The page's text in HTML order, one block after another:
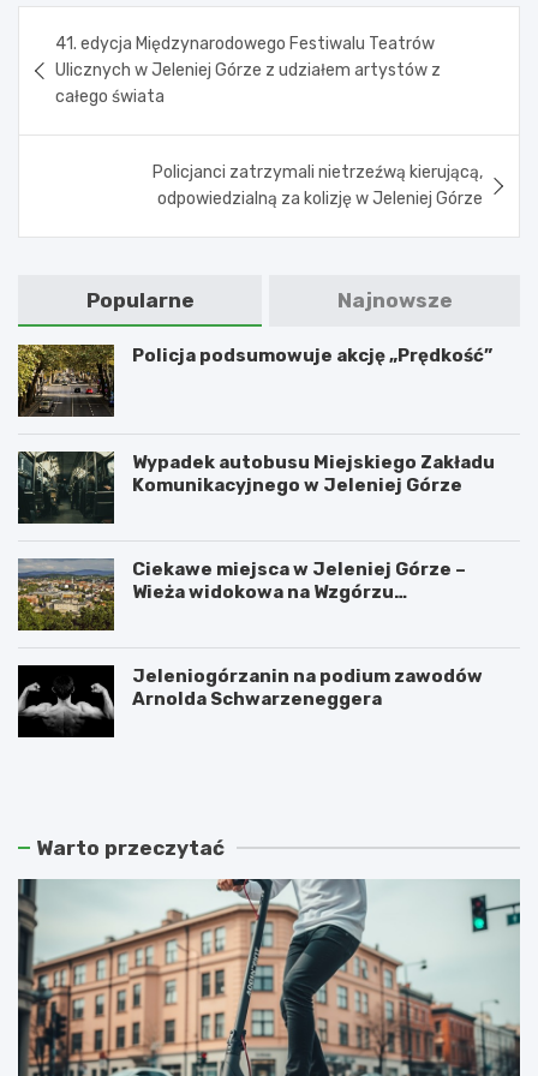
wpisu
41. edycja Międzynarodowego Festiwalu Teatrów
Ulicznych w Jeleniej Górze z udziałem artystów z
całego świata
Policjanci zatrzymali nietrzeźwą kierującą,
odpowiedzialną za kolizję w Jeleniej Górze
Popularne Najnowsze
Policja podsumowuje akcję „Prędkość”
Wypadek autobusu Miejskiego Zakładu
Komunikacyjnego w Jeleniej Górze
Ciekawe miejsca w Jeleniej Górze –
Wieża widokowa na Wzgórzu
Jeleniogórzanin na podium zawodów
Arnolda Schwarzeneggera
W
l
z
m
m
o
d
z
S
r
k
a
P
r
ę
b
a
Warto przeczytać